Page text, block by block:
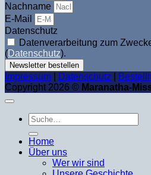
Nachname
E-Mail
Datenschutz
Datenverarbeitung zum
(Datenschutz).
Newsletter bestellen
Impressum Datenschutz
Copyright 2026 © Maranatha-
Suche
nach:
Home
Über uns
Wer wir sind